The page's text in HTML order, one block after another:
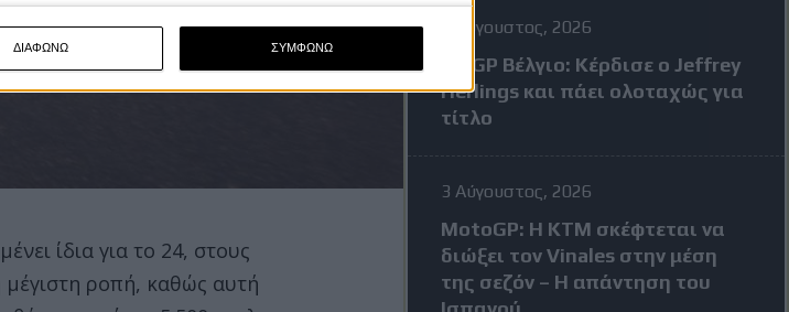
ΔΙΑΦΩΝΩ ΣΥΜΦΩΝΩ
ίδια για το 24, στους
ροπή, καθώς αυτή
3 Αύγουστος, 2026
MXGP Βέλγιο: Κέρδισε ο Jeffrey
Herlings και πάει ολοταχώς για
τίτλο
3 Αύγουστος, 2026
MotoGP: Η KTM σκέφτεται να
διώξει τον Vinales στην μέση
της σεζόν – Η απάντηση του